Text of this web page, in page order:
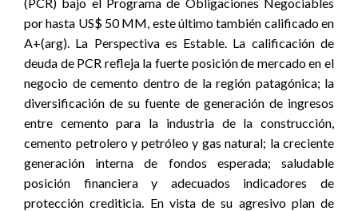
por hasta US$ 50 MM, este último también calificado en
A+(arg). La Perspectiva es Estable. La calificación de
deuda de PCR refleja la fuerte posición de mercado en el
negocio de cemento dentro de la región patagónica; la
diversificación de su fuente de generación de ingresos
entre cemento para la industria de la construcción,
cemento petrolero y petróleo y gas natural; la creciente
generación interna de fondos esperada; saludable
posición financiera y adecuados indicadores de
protección crediticia. En vista de su agresivo plan de